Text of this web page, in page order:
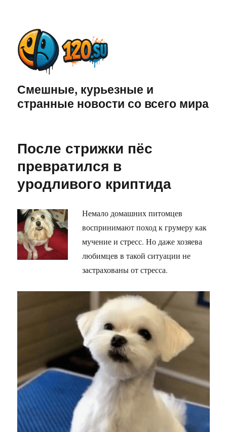
Смешные, курьезные и
странные новости со всего мира
После стрижки пёс
превратился в
уродливого криптида
Немало домашних питомцев
воспринимают поход к грумеру как
мучение и стресс. Но даже хозяева
любимцев в такой ситуации не
застрахованы от стресса.